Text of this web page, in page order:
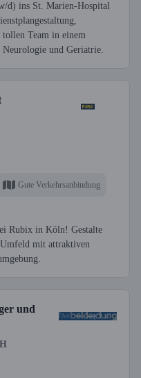
d) ins St. Marien-Hospital
Team in einem
und Geriatrie.
Gute Verkehrsanbindung
Rubix in Köln! Gestalte
mit attraktiven
und